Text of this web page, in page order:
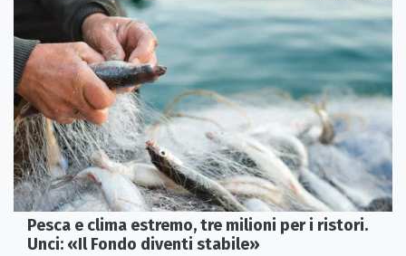
Pesca e clima estremo, tre milioni per i ristori.
Unci: «Il Fondo diventi stabile»